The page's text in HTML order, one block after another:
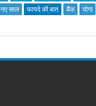
नए साल फायदे की बात बैंक योगा